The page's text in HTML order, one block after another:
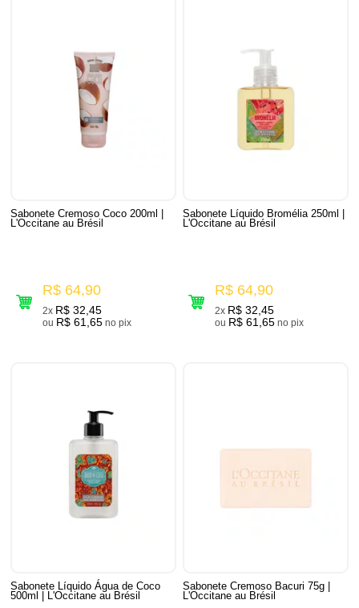
Sabonete Cremoso Coco 200ml |
L'Occitane au Brésil
R$ 64,90
2x R$ 32,45
ou R$ 61,65 no pix
Sabonete Líquido Bromélia 250ml |
L'Occitane au Brésil
R$ 64,90
2x R$ 32,45
ou R$ 61,65 no pix
Sabonete Líquido Água de Coco
500ml | L'Occitane au Brésil
Sabonete Cremoso Bacuri 75g |
L'Occitane au Brésil